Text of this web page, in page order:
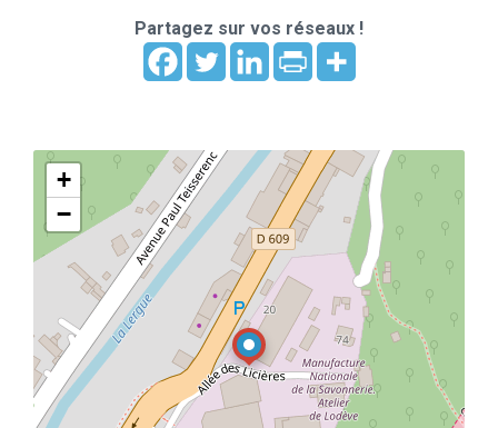
Partagez sur vos réseaux !
+
−